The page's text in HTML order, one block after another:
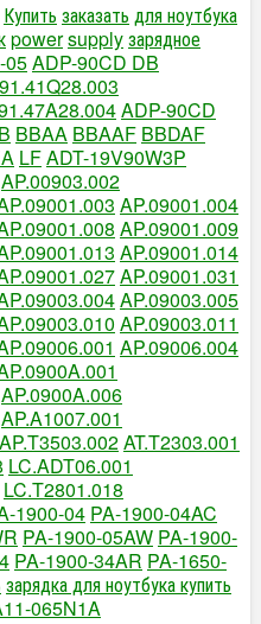
Купить заказать для ноутбука
powersupplyзарядное
05ADP-90CD DB
91.41Q28.003
ADP-90CD
BBAA BBAAF BBDAF
LFADT-19V90W3P
AP.00903.002
AP.09001.004
AP.09001.009
AP.09001.014
AP.09001.031
AP.09003.005
AP.09003.011
AP.09006.004
AP.0900A.006
AP.A1007.001
AP.T3503.002AT.T2303.001
LC.ADT06.001
LC.T2801.018
1900-04 PA-1900-04AC
PA-1900-05AW PA-1900-
PA-1900-34AR PA-1650-
зарядка для ноутбука купить
065N1A